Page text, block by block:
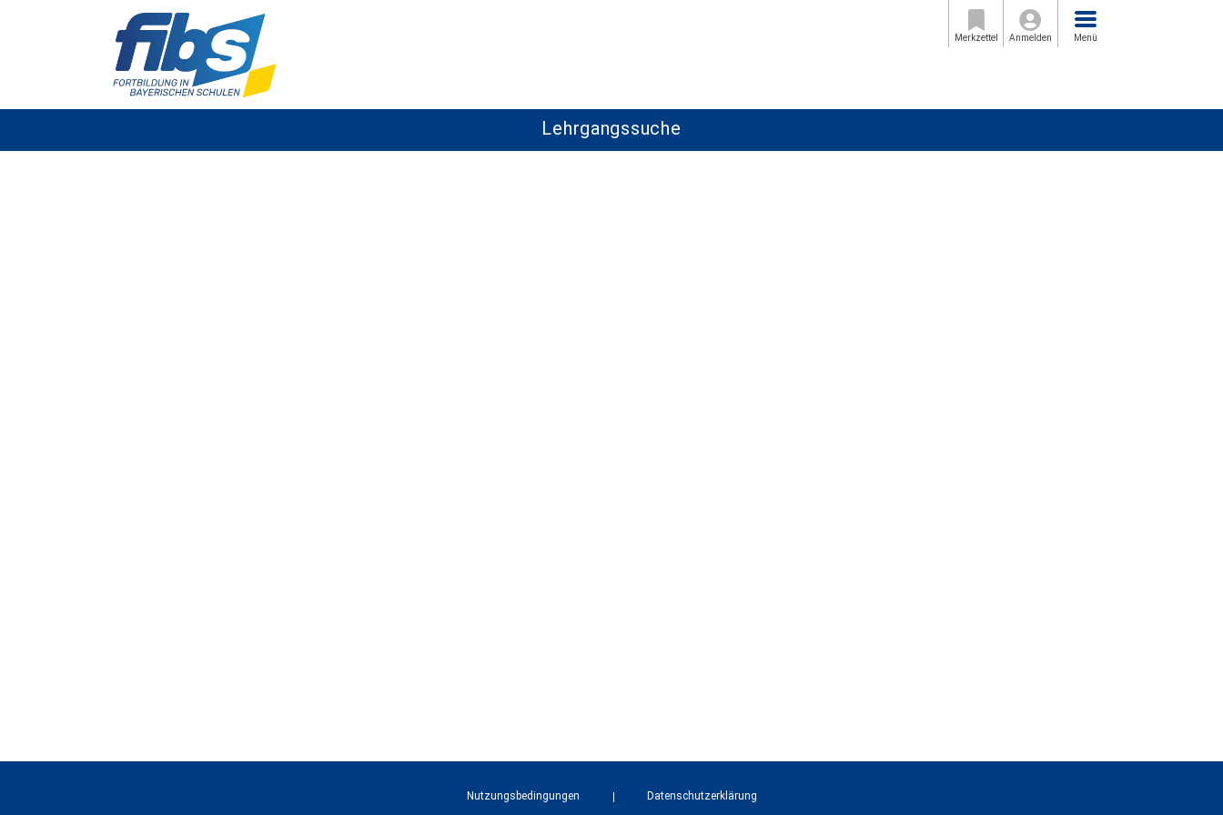
Merkzettel Anmelden
Menü
Menü
Lehrgangssuche
Nutzungsbedingungen Datenschutzerklärung